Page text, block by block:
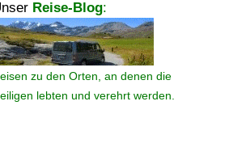
Reise-Blog:
zu den Orten, an denen die
lebten und verehrt werden.